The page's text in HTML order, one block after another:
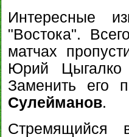
Интересные
"Востока".
матчах
Юрий Цыгалко
Заменить его
Сулейманов.
Стремящийся